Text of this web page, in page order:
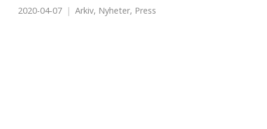
2020-04-07 Arkiv, Nyheter, Press